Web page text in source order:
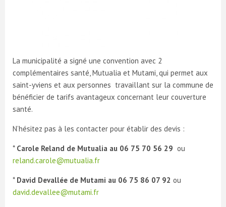
La municipalité a signé une convention avec 2
complémentaires santé, Mutualia et Mutami, qui permet aux
saint-yviens et aux personnes travaillant sur la commune de
bénéficier de tarifs avantageux concernant leur couverture
santé.
N’hésitez pas à les contacter pour établir des devis :
* Carole Reland de Mutualia au 06 75 70 56 29 ou
reland.carole@mutualia.fr
* David Devallée de Mutami au 06 75 86 07 92 ou
david.devallee@mutami.fr